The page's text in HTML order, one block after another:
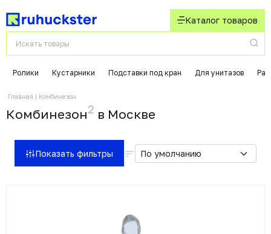
Каталог товаров
Ролики Кустарники Подставки под кран Для унитазов
Главная Комбинезон
Комбинезон2 в Москвe
Показать фильтры